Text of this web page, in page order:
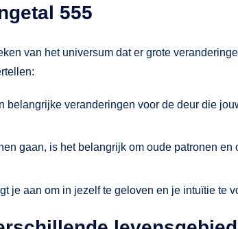
555
van het universum dat er grote
belangrijke veranderingen voor de deur die
gaan, is het belangrijk om oude patronen en
je aan om in jezelf te geloven en je intuïtie te